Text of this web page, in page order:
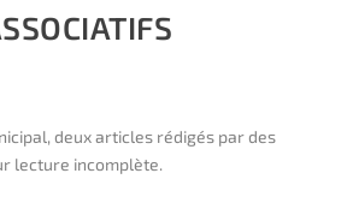
deux articles rédigés par des
lecture incomplète.